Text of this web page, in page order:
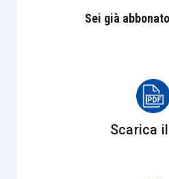
rapporti diversi da quelli
all’azione di riduzione e
successione, accettano le
testamentarie lesive e
Sei già
Scarica il